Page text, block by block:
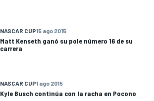
NASCAR CUP15 ago 2015
Matt Kenseth ganó su pole número 16 de su
carrera
NASCAR CUP1 ago 2015
Kyle Busch continúa con la racha en Pocono